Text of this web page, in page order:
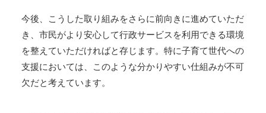
今後、こうした取り組みをさらに前向きに進めていただ
き、市民がより安心して行政サービスを利用できる環境
を整えていただければと存じます。特に子育て世代への
支援においては、このような分かりやすい仕組みが不可
欠だと考えています。